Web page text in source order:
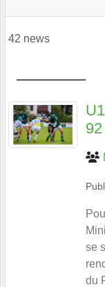
42 news
92
se
du